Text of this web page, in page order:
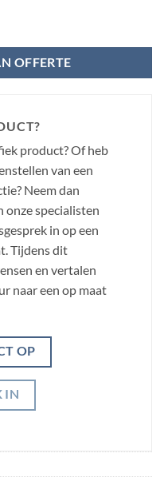
OFFERTE
product? Of heb
van een
Neem dan
onze specialisten
in op een
Tijdens dit
en vertalen
naar een op maat
OP
IN